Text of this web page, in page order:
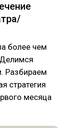
более чем
Разбираем
стратегия
месяца